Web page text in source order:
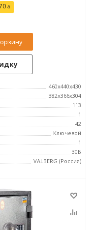
460х440х430
382х366х304
113
1
42
Ключевой
1
30Б
VALBERG (Россия)